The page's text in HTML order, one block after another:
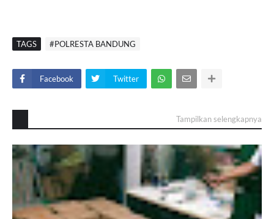
TAGS #POLRESTA BANDUNG
Facebook Twitter
Tampilkan selengkapnya